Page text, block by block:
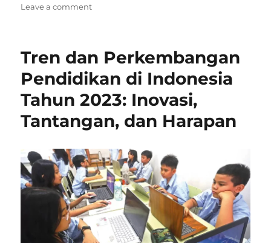
Leave a commenton
–
Strategi
Meningkatkan
Kualitas
dan
Akses
Belajar
Indonesia
Tren dan Perkembangan
Pendidikan di Indonesia
Tahun 2023: Inovasi,
Tantangan, dan Harapan